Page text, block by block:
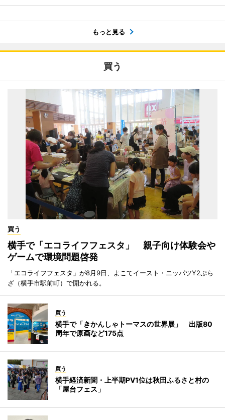
もっと見る
買う
買う
横手で「エコライフフェスタ」 親子向け体験会や
ゲームで環境問題啓発
「エコライフフェスタ」が8月9日、よこてイースト・ニッパツY2ぷら
ざ（横手市駅前町）で開かれる。
買う
横手で「きかんしゃトーマスの世界展」 出版80
周年で原画など175点
買う
横手経済新聞・上半期PV1位は秋田ふるさと村の
「屋台フェス」